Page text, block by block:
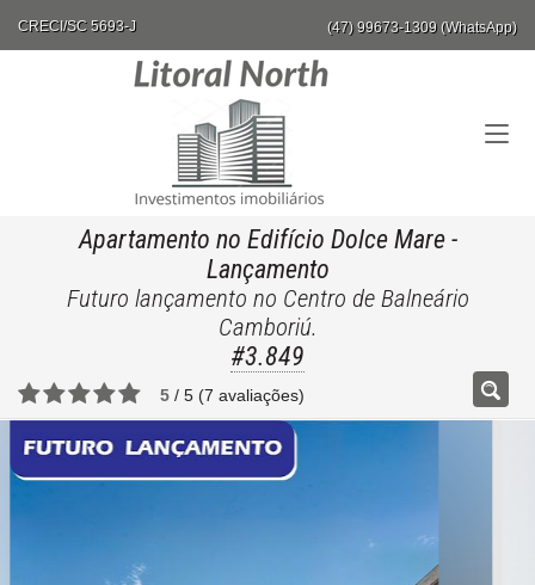
CRECI/SC 5693-J (47) 99673-1309 (WhatsApp)
Apartamento no Edifício Dolce Mare-
Lançamento
Futuro lançamento no Centro de Balneário
Camboriú.
#3.849
5 / 5 (7 avaliações)